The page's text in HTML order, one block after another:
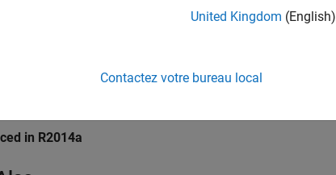
in R2014a
United Kingdom (English)
Contactez votre bureau local